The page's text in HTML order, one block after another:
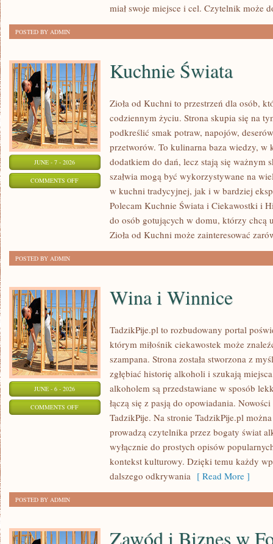
miał swoje miejsce i cel. Czytelnik może
POSTED BY ADMIN
JUNE - 7 - 2026
COMMENTS OFFON
Kuchnie Świata
Zioła od Kuchni to przestrzeń dla osób,
codziennym życiu. Strona skupia się na
podkreślić smak potraw, napojów,
przetworów. To kulinarna baza wiedzy, w
dodatkiem do dań, lecz stają się ważnym
szałwia mogą być wykorzystywane na
w kuchni tradycyjnej, jak i w bardziej
Polecam Kuchnie Świata i Ciekawostki i
do osób gotujących w domu, którzy chcą
Zioła od Kuchni może zainteresować
POSTED BY ADMIN
JUNE - 6 - 2026
COMMENTS OFFON
Wina i Winnice
TadzikPije.pl to rozbudowany portal
którym miłośnik ciekawostek może
szampana. Strona została stworzona z
zgłębiać historię alkoholi i szukają
alkoholem są przedstawiane w sposób
łączą się z pasją do opowiadania.
TadzikPije. Na stronie TadzikPije.pl
prowadzą czytelnika przez bogaty świat
wyłącznie do prostych opisów
kontekst kulturowy. Dzięki temu każdy
dalszego odkrywania [ Read More ]
POSTED BY ADMIN
Zawód i Biznes w